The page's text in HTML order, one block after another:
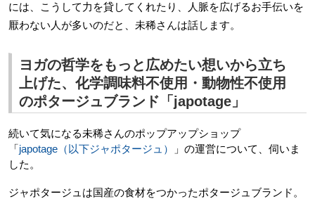
には、こうして力を貸してくれたり、人脈を広げるお手伝いを
厭わない人が多いのだと、未稀さんは話します。
ヨガの哲学をもっと広めたい想いから立ち
上げた、化学調味料不使用・動物性不使用
のポタージュブランド「japotage」
続いて気になる未稀さんのポップアップショップ
「 japotage（以下ジャポタージュ）
」の運営について、伺いま
した。
ジャポタージュは国産の食材をつかったポタージュブランド。